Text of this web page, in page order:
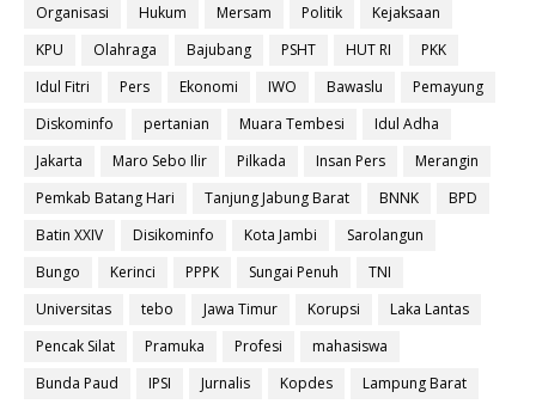
Organisasi
Hukum Mersam Politik
Kejaksaan
KPU
Olahraga Bajubang PSHT HUT RI
PKK
Idul Fitri
Pers Ekonomi IWO Bawaslu
Pemayung
Diskominfo
pertanian Muara Tembesi
Idul Adha
Jakarta
Maro Sebo Ilir Pilkada Insan Pers
Merangin
Pemkab Batang Hari
Tanjung Jabung Barat BNNK
BPD
Batin XXIV
Disikominfo Kota Jambi
Sarolangun
Bungo
Kerinci PPPK Sungai Penuh
TNI
Universitas
tebo Jawa Timur Korupsi
Laka Lantas
Pencak Silat
Pramuka Profesi
mahasiswa
Bunda Paud
IPSI Jurnalis Kopdes
Lampung Barat